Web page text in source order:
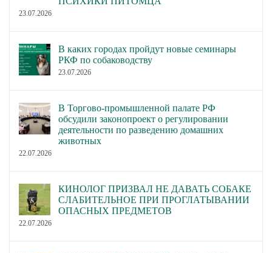
23.07.2026
В каких городах пройдут новые семинары
РКФ по собаководству
23.07.2026
В Торгово-промышленной палате РФ
обсудили законопроект о регулировании
деятельности по разведению домашних
животных
22.07.2026
КИНОЛОГ ПРИЗВАЛ НЕ ДАВАТЬ СОБАКЕ
СЛАБИТЕЛЬНОЕ ПРИ ПРОГЛАТЫВАНИИ
ОПАСНЫХ ПРЕДМЕТОВ
22.07.2026